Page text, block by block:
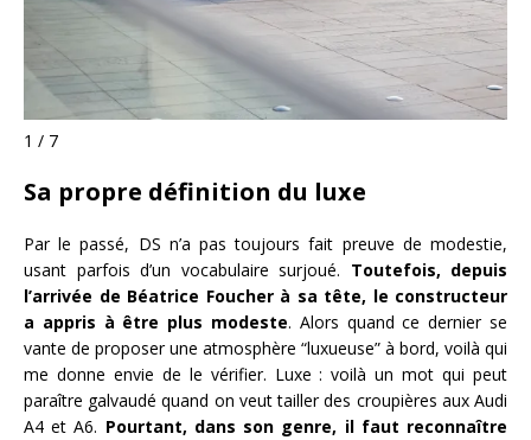
1 / 7
Sa propre définition du luxe
Par le passé, DS n’a pas toujours fait preuve de modestie,
usant parfois d’un vocabulaire surjoué. Toutefois, depuis
l’arrivée de Béatrice Foucher à sa tête, le constructeur
a appris à être plus modeste. Alors quand ce dernier se
vante de proposer une atmosphère “luxueuse” à bord, voilà qui
me donne envie de le vérifier. Luxe : voilà un mot qui peut
paraître galvaudé quand on veut tailler des croupières aux Audi
A4 et A6. Pourtant, dans son genre, il faut reconnaître